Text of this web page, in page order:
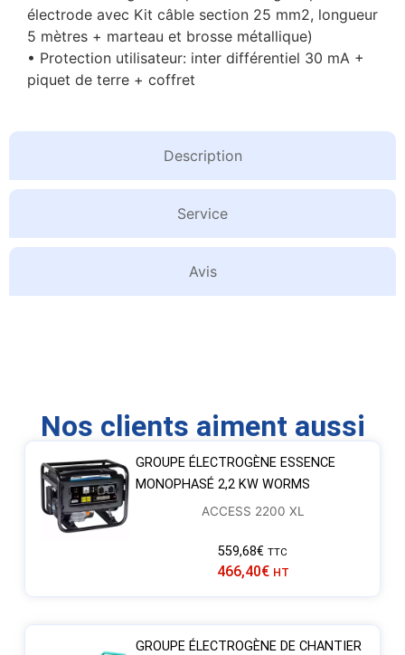
Description
Service
Avis
électrode avec Kit câble section 25 mm2, longueur
5 mètres + marteau et brosse métallique)
• Protection utilisateur: inter différentiel 30 mA +
piquet de terre + coffret
Nos clients aiment aussi
GROUPE ÉLECTROGÈNE ESSENCE
MONOPHASÉ 2,2 KW WORMS
ACCESS 2200 XL
559,68€ TTC
466,40€ HT
GROUPE ÉLECTROGÈNE DE CHANTIER